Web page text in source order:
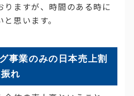
りますが、時間のある時に
思います。
事業のみの日本売上割
れ